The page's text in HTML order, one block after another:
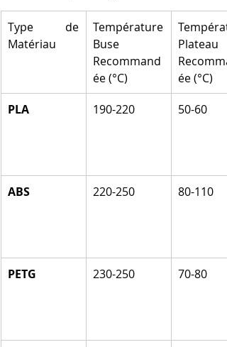
Type de
Matériau
Température
Buse
Recommand
ée (°C)
Plateau
ée (°C)
PLA
190-220 50-60
ABS 220-250 80-110
PETG 230-250 70-80